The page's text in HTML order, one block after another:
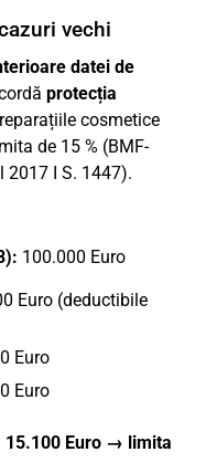
vechi
datei de
protecția
cosmetice
de 15 % (BMF-
2017 I S. 1447).
100.000 Euro
Euro (deductibile
Euro
Euro
15.100 Euro → limita